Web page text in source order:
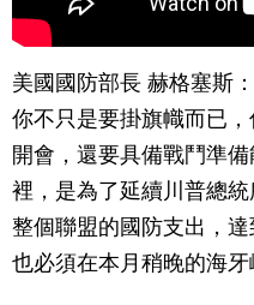
美國國防部長 赫格塞斯
你不只是要掛旗幟而已
開會，還要具備戰鬥準
裡，是為了延續川普總
整個聯盟的國防支出，
也必須在本月稍晚的海牙